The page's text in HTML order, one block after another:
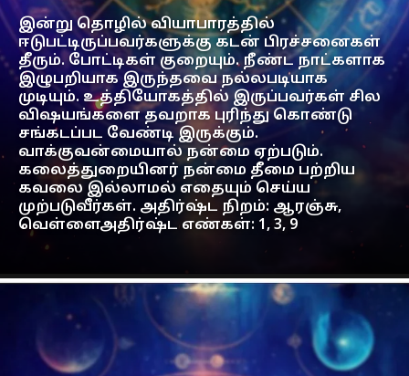
இன்று தொழில் வியாபாரத்தில்
ஈடுபட்டிருப்பவர்களுக்கு கடன் பிரச்சனைகள்
தீரும். போட்டிகள் குறையும். நீண்ட நாட்களாக
இழுபறியாக இருந்தவை நல்லபடியாக
முடியும். உத்தியோகத்தில் இருப்பவர்கள் சில
விஷயங்களை தவறாக புரிந்து கொண்டு
சங்கடப்பட வேண்டி இருக்கும்.
வாக்குவன்மையால் நன்மை ஏற்படும்.
கலைத்துறையினர் நன்மை தீமை பற்றிய
கவலை இல்லாமல் எதையும் செய்ய
முற்படுவீர்கள். அதிர்ஷ்ட நிறம்: ஆரஞ்சு,
வெள்ளைஅதிர்ஷ்ட எண்கள்: 1, 3, 9